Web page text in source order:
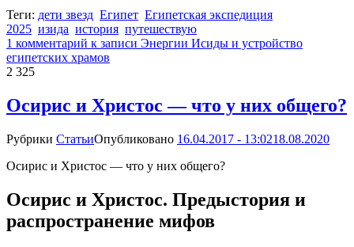
Теги: дети звезд Египет Египетская экспедиция
2025 изида история путешествую
1 комментарий к записи Энергии Исиды и устройство
египетских храмов
2 325
Осирис и Христос — что у них общего?
Рубрики СтатьиОпубликовано 16.04.2017 - 13:0218.08.2020
Осирис и Христос — что у них общего?
Осирис и Христос. Предыстория и
распространение мифов